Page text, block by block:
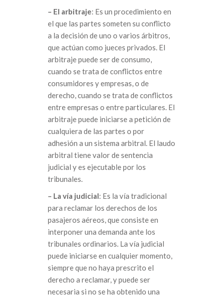
– El arbitraje: Es un procedimiento en
el que las partes someten su conflicto
a la decisión de uno o varios árbitros,
que actúan como jueces privados. El
arbitraje puede ser de consumo,
cuando se trata de conflictos entre
consumidores y empresas, o de
derecho, cuando se trata de conflictos
entre empresas o entre particulares. El
arbitraje puede iniciarse a petición de
cualquiera de las partes o por
adhesión a un sistema arbitral. El laudo
arbitral tiene valor de sentencia
judicial y es ejecutable por los
tribunales.
– La vía judicial: Es la vía tradicional
para reclamar los derechos de los
pasajeros aéreos, que consiste en
interponer una demanda ante los
tribunales ordinarios. La vía judicial
puede iniciarse en cualquier momento,
siempre que no haya prescrito el
derecho a reclamar, y puede ser
necesaria si no se ha obtenido una